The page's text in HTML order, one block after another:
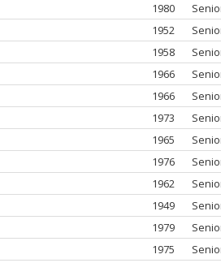
1980
1952
1958
1966
1966
1973
1965
1976
1962
1949
1979
1975